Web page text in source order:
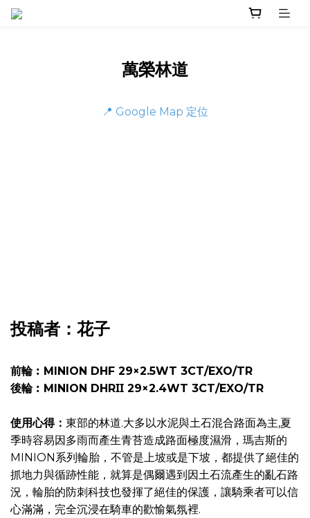
萬榮林道
📍 Google Map 定位
投稿者：花子
前輪︰MINION DHF 29×2.5WT 3CT/EXO/TR
後輪︰MINION DHRΙΙ 29×2.4WT 3CT/EXO/TR
使用心得： 東部的林道.大多以水泥與土石混合路面為主,夏
季時容易因多雨而產生青苔造成路面極度濕滑，瑪吉斯的
MINION系列輪胎，不管是上坡或是下坡，都提供了絕佳的
抓地力與循跡性能，就算是偶爾遇到因土石流產生的亂石路
況，輪胎的防刺科技也發揮了絕佳的保護，讓騎乘者可以信
心滿滿，完全沉浸在騎車的歡愉氣氛裡.